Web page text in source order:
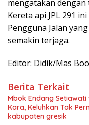
mengatakan
Kereta api JPL 291
Pengguna Jalan
semakin terjaga.
Editor: Didik/Mas
Berita Terkait
Mbok Endang
Kara, Keluhkan Tak
kabupaten gresik